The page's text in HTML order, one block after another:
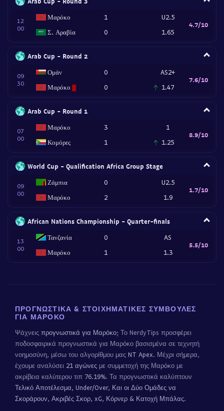
12
00
Μαρόκο
Σ. Αραβία
1
0
U2.5
1.65
4.7/10
Arab Cup - Round 2
09
30
Ομάν
Μαρόκο
0
0
AS2+
1.47
7.6/10
Arab Cup - Round 1
07
00
Μαρόκο
Κομόρες
3
1
1
1.25
8.9/10
World Cup - Qualification Africa Group Stage
09
00
Ζάμπια
Μαρόκο
0
2
U2.5
1.9
1.7/10
African Nations Championship - Quarter-finals
13
00
Τανζανία
Μαρόκο
0
1
AS
1.3
5.5/10
ΠΡΟΓΝΩΣΤΙΚΆ & ΣΤΟΙΧΗΜΑΤΙΚΈΣ ΣΥΜΒΟΥΛΈΣ
ΓΙΑ ΜΑΡΌΚΟ
Ψάχνεις προγνωστικά για Μαρόκο; Το NerdyTips προσφέρει
ποδοσφαιρικά προγνωστικά για Μαρόκο βασισμένα σε τεχνητή
νοημοσύνη, μέσω του αλγορίθμου μας NT Apex. Μέχρι σήμερα,
έχουμε αναλύσει 21 αγώνες με συμμετοχή της Μαρόκο με
ακρίβεια καλύτερου τιπ 76.19%. Τα προγνωστικά καλύπτουν
Τελικό Αποτέλεσμα, Under/Over, Και οι Δύο Ομάδες να
Σκοράρουν, Ακριβές Σκορ, xG, Κόρνερ & Κατοχή Μπάλας.